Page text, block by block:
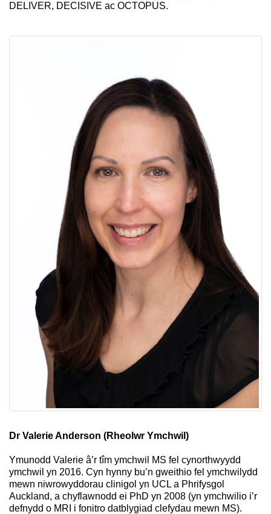
DELIVER, DECISIVE ac OCTOPUS.
Dr Valerie Anderson (Rheolwr Ymchwil)
Ymunodd Valerie â’r tîm ymchwil MS fel cynorthwyydd
ymchwil yn 2016. Cyn hynny bu’n gweithio fel ymchwilydd
mewn niwrowyddorau clinigol yn UCL a Phrifysgol
Auckland, a chyflawnodd ei PhD yn 2008 (yn ymchwilio i’r
defnydd o MRI i fonitro datblygiad clefydau mewn MS).